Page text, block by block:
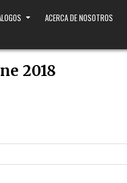
ACERCA DE NOSOTROS
2018